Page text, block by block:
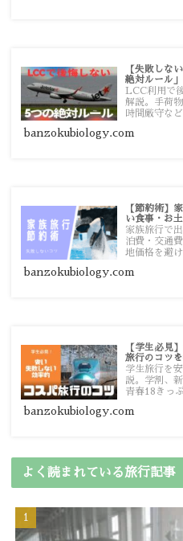
【失敗しな
絶対ルール」
LCC利用で
解説。手荷
時間厳守な
す。
banzokubiology.com
【節約術】
い食事・お
家族旅行で
泊費・交通
地価格を避
banzokubiology.com
【学生必見
旅行のコツ
学生旅行を
説。学割、
青春18きっ
banzokubiology.com
よく読まれている旅行記事